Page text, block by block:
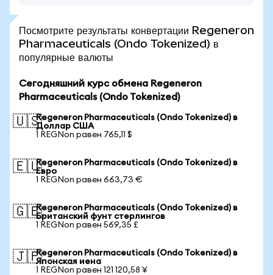
Посмотрите результаты конвертации Regeneron
Pharmaceuticals (Ondo Tokenized) в
популярные валюты
Сегодняшний курс обмена Regeneron
Pharmaceuticals (Ondo Tokenized)
🇺🇸Regeneron Pharmaceuticals (Ondo Tokenized) в
Доллар США
1 REGNon равен 765,11 $
🇪🇺Regeneron Pharmaceuticals (Ondo Tokenized) в
Евро
1 REGNon равен 663,73 €
🇬🇧Regeneron Pharmaceuticals (Ondo Tokenized) в
Британский фунт стерлингов
1 REGNon равен 569,35 £
🇯🇵Regeneron Pharmaceuticals (Ondo Tokenized) в
Японская иена
1 REGNon равен 121 120,58 ¥